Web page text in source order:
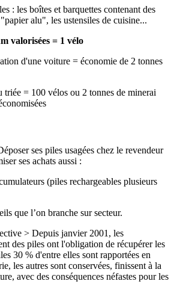
: les boîtes et barquettes contenant des
alu", les ustensiles de cuisine...
valorisées = 1 vélo
d'une voiture = économie de 2 tonnes
triée = 100 vélos ou 2 tonnes de minerai
ses piles usagées chez le revendeur
ses achats aussi :
(piles rechargeables plusieurs
que l’on branche sur secteur.
> Depuis janvier 2001, les
des piles ont l'obligation de récupérer les
30 % d'entre elles sont rapportées en
les autres sont conservées, finissent à la
avec des conséquences néfastes pour les